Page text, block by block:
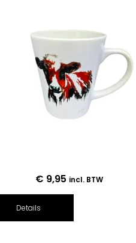
€ 9,95 incl. BTW
Details